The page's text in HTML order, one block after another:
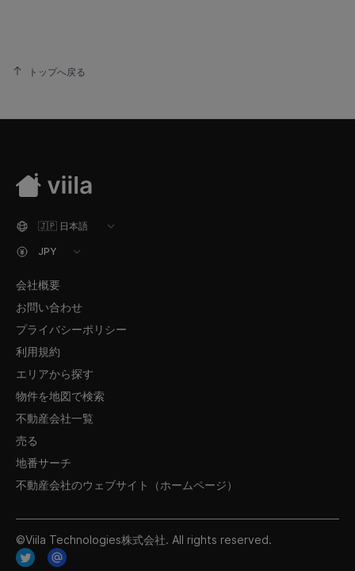
トップへ戻る
会社概要
お問い合わせ
プライバシーポリシー
利用規約
エリアから探す
物件を地図で検索
不動産会社一覧
売る
地番サーチ
不動産会社のウェブサイト（ホームページ）
©Viila Technologies株式会社. All rights reserved.